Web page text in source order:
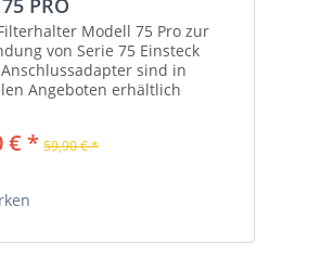
PRO
Modell 75 Pro zur
von Serie 75 Einsteck
sind in
Angeboten erhältlich
separat erhältlichen...
€ * 59,90 € *